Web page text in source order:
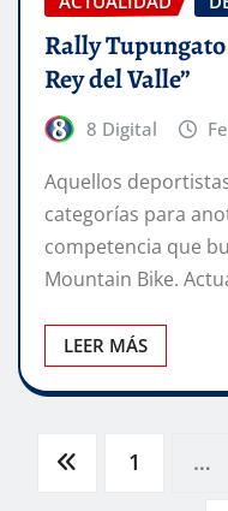
Rally
Rey del Valle”
8 Digital
Aquellos
categorías para
competencia que
Mountain Bike.
LEER MÁS
Paginación
1 …